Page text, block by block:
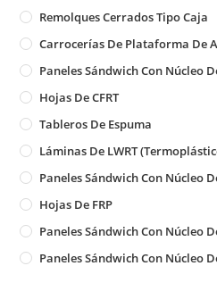
Remolques Cerrados Tipo Caja
Carrocerías De Plataforma De
Paneles Sándwich Con Núcleo
Hojas De CFRT
Tableros De Espuma
Láminas De LWRT
Paneles Sándwich Con Núcleo
Hojas De FRP
Paneles Sándwich Con Núcleo
Paneles Sándwich Con Núcleo